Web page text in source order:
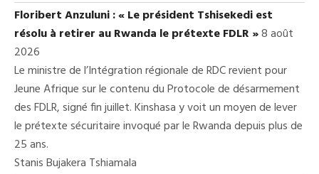
Floribert Anzuluni : « Le président Tshisekedi est
résolu à retirer au Rwanda le prétexte FDLR »8 août
2026
Le ministre de l’Intégration régionale de RDC revient pour
Jeune Afrique sur le contenu du Protocole de désarmement
des FDLR, signé fin juillet. Kinshasa y voit un moyen de lever
le prétexte sécuritaire invoqué par le Rwanda depuis plus de
25 ans.
Stanis Bujakera Tshiamala